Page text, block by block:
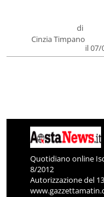
di
Cinzia Timpano
il 07/
Quotidiano online
8/2012
Autorizzazione del